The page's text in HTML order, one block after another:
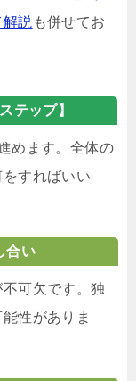
説 も併せてお
テップ】
めます。全体の
すればいい
合い
不可欠です。独
性がありま